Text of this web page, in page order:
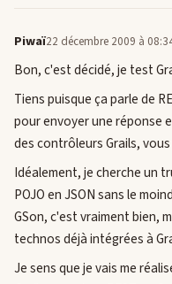
Piwaï22 décembre 2009 à
Bon, c'est décidé, je test
Tiens puisque ça parle de
pour envoyer une réponse
des contrôleurs Grails,
Idéalement, je cherche un
POJO en JSON sans le
GSon, c'est vraiment bien,
technos déjà intégrées à
Je sens que je vais me